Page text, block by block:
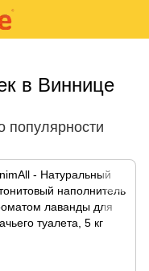
в Виннице
популярности